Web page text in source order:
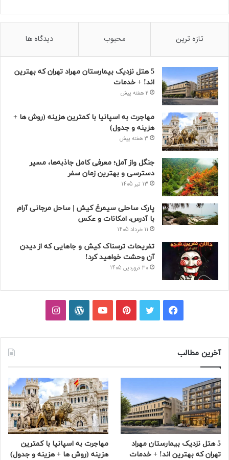
تازه ترین محبوب دیدگاه ها
5 هتل نزدیک بیمارستان مهراد تهران که بهترین‌
اند! + خدمات
2 هفته پیش
مهاجرت به اسپانیا با کمترین هزینه (روش ها +
هزینه و جدول)
3 هفته پیش
جنگل واز آمل؛ معرفی کامل جاذبه‌ها، مسیر
دسترسی و بهترین زمان سفر
13 تیر 1405
پارک ساحلی سیمرغ کیش | ساحل مرجانی آرام
با آدرس، امکانات و عکس
11 خرداد 1405
تفریحات ترسناک کیش و جاهایی که از دیدن
آن وحشت خواهید کرد!
30 فروردین 1405
فیسبوکتوییترپینتریستیوتیوبوردپرساینستاگرام
آخرین مطالب
5 هتل نزدیک بیمارستان مهراد
تهران که بهترین‌ اند! + خدمات
مهاجرت به اسپانیا با کمترین
هزینه (روش ها + هزینه و جدول)